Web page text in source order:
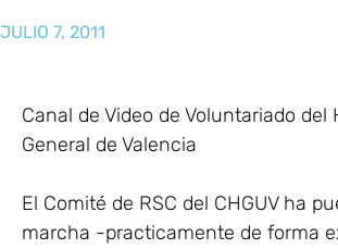
JULIO 7, 2011
Canal de Video de Voluntariado del
General de Valencia
El Comité de RSC del CHGUV ha
marcha -practicamente de forma